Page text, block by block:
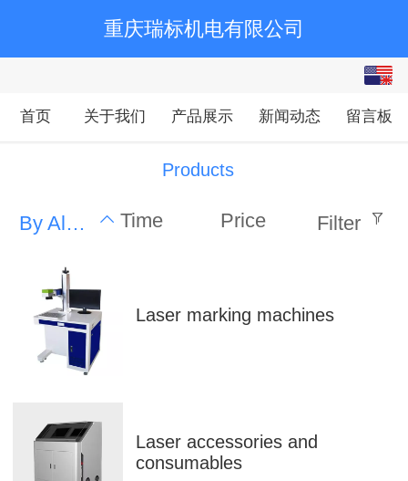
重庆瑞标机电有限公司
中文
首页 关于我们 产品展示 新闻动态 留言板
Products
By Alphabet Time Price Filter
Laser marking machines
Laser accessories and
consumables